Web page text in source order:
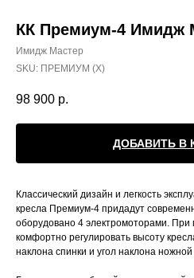
КК Премиум-4 Имидж
Имидж Мастер
SKU: ПРЕМИУМ (Х)
98 900 р.
ДОБАВИТЬ В
Классический дизайн и легкость
кресла Премиум-4 придадут
оборудовано 4 электромоторами. При
комфортно регулировать высоту
наклона спинки и угол наклона